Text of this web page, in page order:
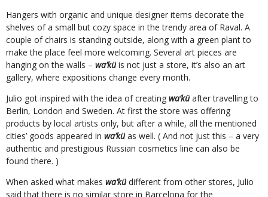
Hangers with organic and unique designer items decorate the
shelves of a small but cozy space in the trendy area of Raval. A
couple of chairs is standing outside, along with a green plant to
make the place feel more welcoming. Several art pieces are
hanging on the walls – wa’kü is not just a store, it’s also an art
gallery, where expositions change every month.
Julio got inspired with the idea of creating wa’kü after travelling to
Berlin, London and Sweden. At first the store was offering
products by local artists only, but after a while, all the mentioned
cities’ goods appeared in wa’kü as well. ( And not just this – a very
authentic and prestigious Russian cosmetics line can also be
found there. )
When asked what makes wa’kü different from other stores, Julio
said that there is no similar store in Barcelona for the